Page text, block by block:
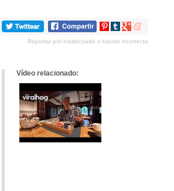
Compartir
Pinterest
Compartir
tumblr
Compartir
Google+
Compartir
meneame
Reportar por inadecuado o fuente incorrecta
Vídeo relacionado: